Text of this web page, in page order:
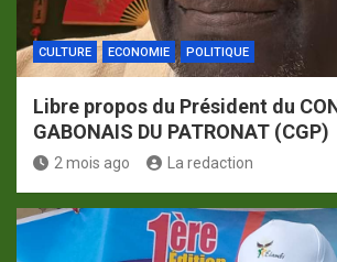
CULTURE ECONOMIE POLITIQUE
Libre propos du Président du
GABONAIS DU PATRONAT (CGP)
2 mois ago La redaction